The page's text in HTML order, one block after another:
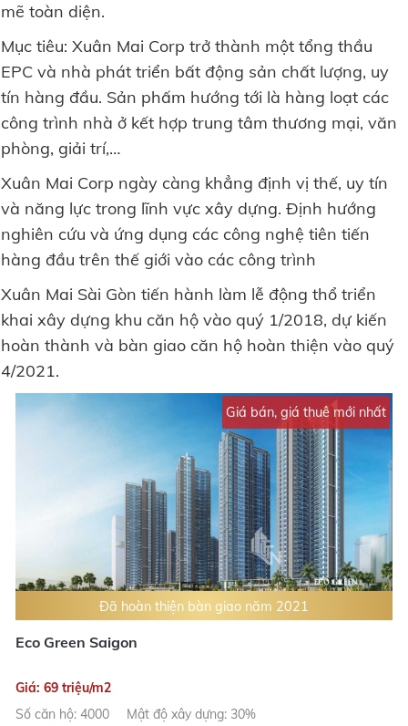
mẽ toàn diện.
Mục tiêu: Xuân Mai Corp trở thành một tổng thầu
EPC và nhà phát triển bất động sản chất lượng, uy
tín hàng đầu. Sản phấm hướng tới là hàng loạt các
công trình nhà ở kết hợp trung tâm thương mại, văn
phòng, giải trí,…
Xuân Mai Corp ngày càng khẳng định vị thế, uy tín
và năng lực trong lĩnh vực xây dựng. Định hướng
nghiên cứu và ứng dụng các công nghệ tiên tiến
hàng đầu trên thế giới vào các công trình
Xuân Mai Sài Gòn tiến hành làm lễ động thổ triển
khai xây dựng khu căn hộ vào quý 1/2018, dự kiến
hoàn thành và bàn giao căn hộ hoàn thiện vào quý
4/2021.
Giá bán, giá thuê mới nhất
Đã hoàn thiện bàn giao năm 2021
Eco Green Saigon
Giá: 69 triệu/m2
Số căn hộ: 4000
Mật độ xây dựng: 30%